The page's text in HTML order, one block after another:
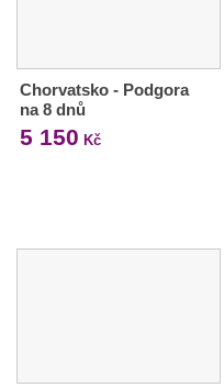
Chorvatsko - Podgora
na 8 dnů
5 150 Kč